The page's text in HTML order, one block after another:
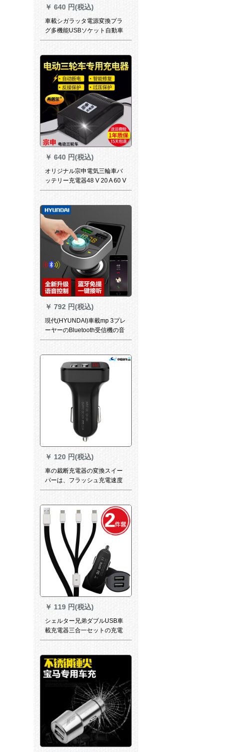
￥ 640 円(税込)
車載シガラッタ電源変換プラ
グ多機能USBソケット自動車
用携帯充電器接続ヘッド大電
￥ 640 円(税込)
オリジナル宗申電気三輪車バ
ッテリー充電器48 V 20 A 60 V
30 A 72 V 35 AH 32 A 40 AH
通用
￥ 792 円(税込)
現代(HYUNDAI)車載mp 3プレ
ーヤーのBluetooth受信機の音
声制御フリー電話車の車載充
￥ 120 円(税込)
車の裁断充電器の変換スイー
パーは、フラッシュ充電速度
で車載充電器自動車の携帯電
を充電して、プラグを接続し
ます。二多機能車を引っ張っ
て、黒を充電します。
￥ 119 円(税込)
シェルター兄弟ダブルUSB車
載充電器三合一セットの充電
コードによると、アップル
USB車載充電器+多機能ケーブ
ル黒セットです。